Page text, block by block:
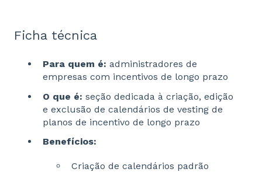
Ficha técnica
Para quem é: administradores de
empresas com incentivos de longo prazo
O que é: seção dedicada à criação, edição
e exclusão de calendários de vesting de
planos de incentivo de longo prazo
Benefícios:
Criação de calendários padrão